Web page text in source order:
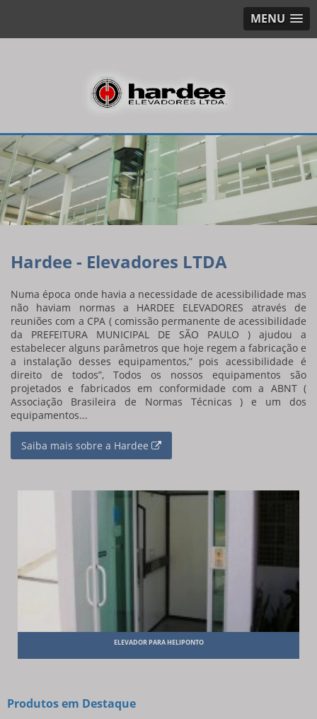
MENU
Hardee - Elevadores LTDA
Numa época onde havia a necessidade de acessibilidade mas
não haviam normas a HARDEE ELEVADORES através de
reuniões com a CPA ( comissão permanente de acessibilidade
da PREFEITURA MUNICIPAL DE SÃO PAULO ) ajudou a
estabelecer alguns parâmetros que hoje regem a fabricação e
a instalação desses equipamentos,” pois acessibilidade é
direito de todos”, Todos os nossos equipamentos são
projetados e fabricados em conformidade com a ABNT (
Associação Brasileira de Normas Técnicas ) e um dos
equipamentos...
Saiba mais sobre a Hardee
ELEVADOR PARA HELIPONTO
Produtos em Destaque